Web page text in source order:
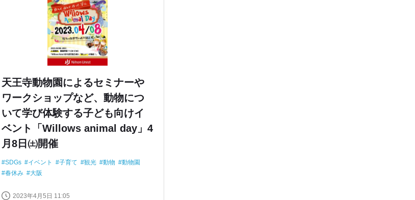
天王寺動物園によるセミナーや
ワークショップなど、動物につ
いて学び体験する子ども向けイ
ベント「Willows animal day」4
月8日㈯開催
SDGs イベント 子育て 観光 動物
動物園
春休み
大阪
2023年4月5日 11:05